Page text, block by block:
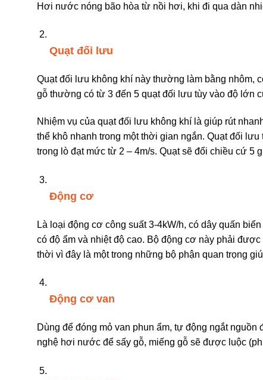
Hơi nước nóng bão hòa từ nồi hơi, khi đi qua dàn
Quạt đối lưu
Quạt đối lưu không khí này thường làm bằng nhôm,
gỗ thường có từ 3 đến 5 quạt đối lưu tùy vào độ lớn
Nhiệm vụ của quạt đối lưu không khí là giúp rút
thể khô nhanh trong một thời gian ngắn. Quạt đối
trong lò đạt mức từ 2 – 4m/s. Quạt sẽ đổi chiều cứ 5
Động cơ
Là loại động cơ công suất 3-4kW/h, có dây quấn
có độ ẩm và nhiệt độ cao. Bộ động cơ này phải
thời vì đây là một trong những bộ phận quan trọng
Động cơ van
Dùng để đóng mỏ van phun ẩm, tự động ngắt
nghệ hơi nước để sấy gỗ, miếng gỗ sẽ được luộc